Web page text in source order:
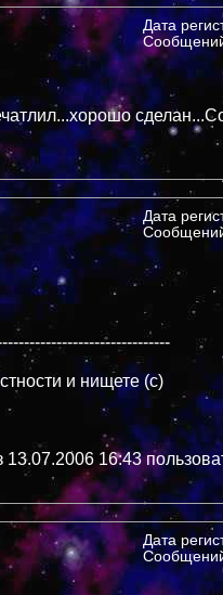
Дата
Дата
и нищете (c)
16:43
Дата